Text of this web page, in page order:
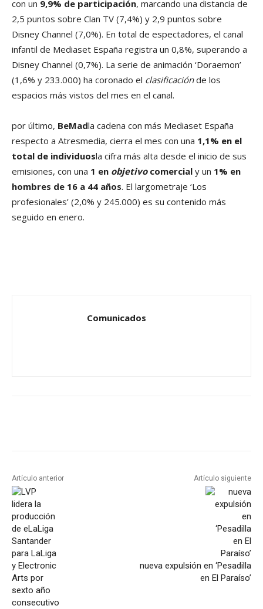
con un 9,9% de participación, marcando una distancia de
2,5 puntos sobre Clan TV (7,4%) y 2,9 puntos sobre
Disney Channel (7,0%). En total de espectadores, el canal
infantil de Mediaset España registra un 0,8%, superando a
Disney Channel (0,7%). La serie de animación ‘Doraemon’
(1,6% y 233.000) ha coronado el clasificaciónde los
espacios más vistos del mes en el canal.
por último, BeMadla cadena con más Mediaset España
respecto a Atresmedia, cierra el mes con una 1,1% en el
total de individuosla cifra más alta desde el inicio de sus
emisiones, con una 1 en objetivocomercial y un 1% en
hombres de 16 a 44 años. El largometraje ‘Los
profesionales’ (2,0% y 245.000) es su contenido más
seguido en enero.
Comunicados
Artículo anterior Artículo siguiente
nueva expulsión en ‘Pesadilla
en El Paraíso’